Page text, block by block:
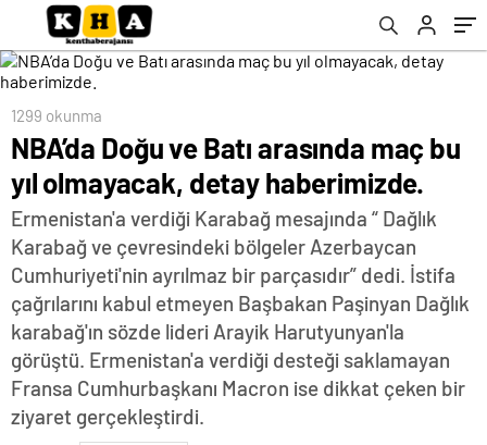
1299 okunma
NBA’da Doğu ve Batı arasında maç bu
yıl olmayacak, detay haberimizde.
Ermenistan'a verdiği Karabağ mesajında “ Dağlık
Karabağ ve çevresindeki bölgeler Azerbaycan
Cumhuriyeti'nin ayrılmaz bir parçasıdır” dedi. İstifa
çağrılarını kabul etmeyen Başbakan Paşinyan Dağlık
karabağ'ın sözde lideri Arayik Harutyunyan'la
görüştü. Ermenistan'a verdiği desteği saklamayan
Fransa Cumhurbaşkanı Macron ise dikkat çeken bir
ziyaret gerçekleştirdi.